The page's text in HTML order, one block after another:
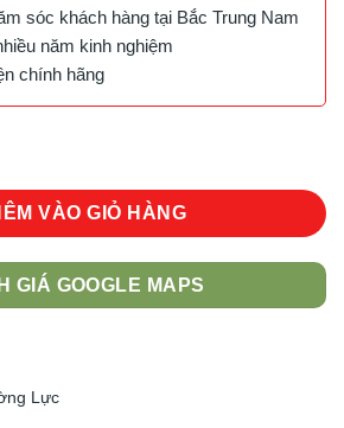
sóc khách hàng tại Bắc Trung Nam
năm kinh nghiệm
chính hãng
Kuzoom S23 Ultra số lượng
VÀO GIỎ HÀNG
GIÁ GOOGLE MAPS
Lực